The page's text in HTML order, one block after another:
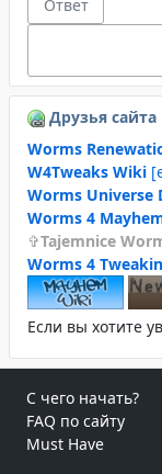
Друзья сайта
Worms
W4Tweaks Wiki
Worms Universe
Worms 4
Tajemnice
Worms 4
Если вы хотите
С чего начать?
FAQ по сайту
Must Have